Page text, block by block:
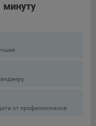
минуту
от профессионалов